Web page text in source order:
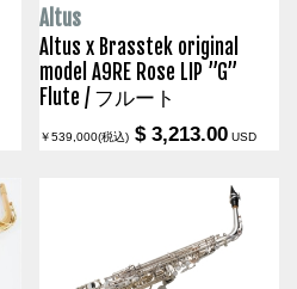
Altus
Altus x Brasstek original
model A9RE Rose LIP ”G”
Flute / フルート
￥539,000(税込) $ 3,213.00USD